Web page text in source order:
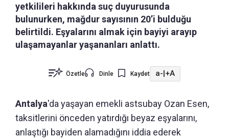
yetkilileri hakkında suç duyurusunda
bulunurken, mağdur sayısının 20’i bulduğu
belirtildi. Eşyalarını almak için bayiyi arayıp
ulaşamayanlar yaşananları anlattı.
Özetle Dinle Kaydet a-|+A
Antalya'da yaşayan emekli astsubay Ozan Esen,
taksitlerini önceden yatırdığı beyaz eşyalarını,
anlaştığı bayiden alamadığını iddia ederek